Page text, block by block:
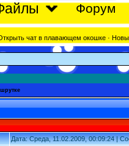
Форум
чат в плавающем окошке·
Дата: Среда, 11.02.2009, 00:09:24 |